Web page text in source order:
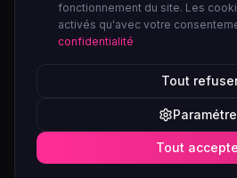
Soirées ce
fonctionnement du site. Les
activés qu'avec votre
confidentialité
Tout
Tout